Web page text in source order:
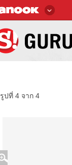
รูปที่ 4 จาก 4